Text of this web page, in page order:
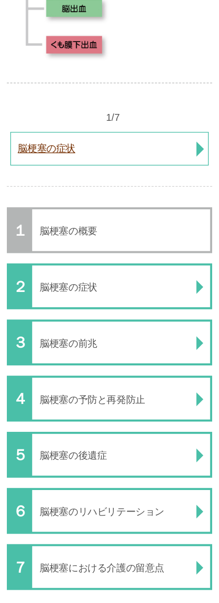
1/7
脳梗塞の症状
脳梗塞の概要
脳梗塞の症状
脳梗塞の前兆
脳梗塞の予防と再発防止
脳梗塞の後遺症
脳梗塞のリハビリテーション
脳梗塞における介護の留意点